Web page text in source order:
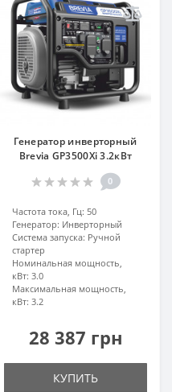
Генератор инверторный
Brevia GP3500Xi 3.2кВт
0
Частота тока, Гц: 50
Генератор: Инверторный
Система запуска: Ручной
стартер
Номинальная мощность,
кВт: 3.0
Максимальная мощность,
кВт: 3.2
28 387 грн
КУПИТЬ